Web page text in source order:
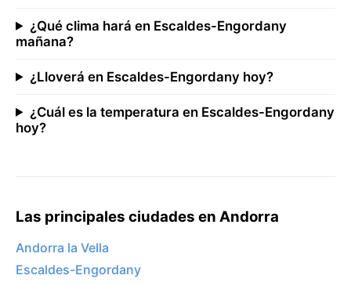
¿Qué clima hará en Escaldes-Engordany
mañana?
¿Lloverá en Escaldes-Engordany hoy?
¿Cuál es la temperatura en Escaldes-Engordany
hoy?
Las principales ciudades en Andorra
Andorra la Vella
Escaldes-Engordany